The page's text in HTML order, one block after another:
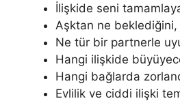
İlişkide seni
Aşktan ne beklediğini,
Ne tür bir partnerle
Hangi ilişkide
Hangi bağlarda
Evlilik ve ciddi ilişki